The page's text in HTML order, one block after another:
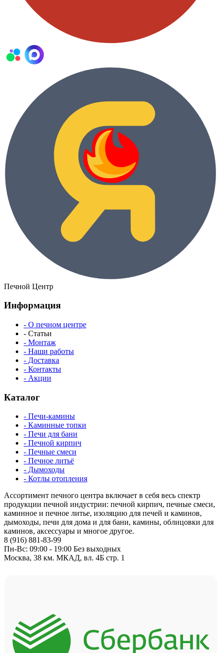
Печной Центр
Информация
- О печном центре
- Статьи
- Монтаж
- Наши работы
- Доставка
- Контакты
- Акции
Каталог
- Печи-камины
- Каминные топки
- Печи для бани
- Печной кирпич
- Печные смеси
- Печное литьё
- Дымоходы
- Котлы отопления
Ассортимент печного центра включает в себя весь спектр
продукции печной индустрии: печной кирпич, печные смеси,
каминное и печное литье, изоляцию для печей и каминов,
дымоходы, печи для дома и для бани, камины, облицовки для
каминов, аксессуары и многое другое.
8 (916) 881-83-99
Пн-Вс: 09:00 - 19:00 Без выходных
Москва, 38 км. МКАД, вл. 4Б стр. 1